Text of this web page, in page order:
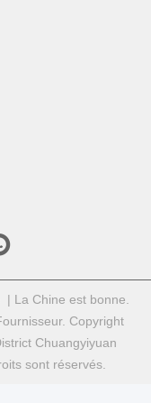
| La Chine est bonne.
Copyright
Chuangyiyuan
sont réservés.